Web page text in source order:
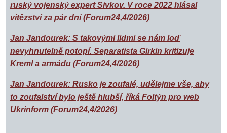
ruský vojenský expert Sivkov. V roce 2022 hlásal
vítězství za pár dní (Forum24,4/2026)
Jan Jandourek: S takovými lidmi se nám loď
nevyhnutelně potopí. Separatista Girkin kritizuje
Kreml a armádu (Forum24,4/2026)
Jan Jandourek: Rusko je zoufalé, udělejme vše, aby
to zoufalství bylo ještě hlubší, říká Foltýn pro web
Ukrinform (Forum24,4/2026)